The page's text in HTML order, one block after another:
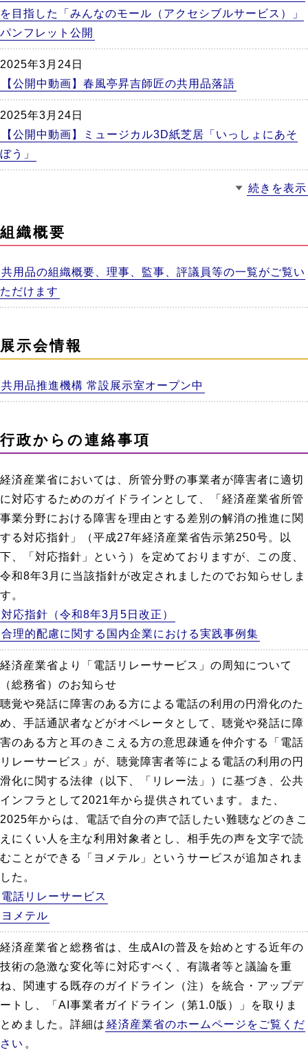
を目指した「みんなのモール（アクセシブルサービス）」
パンフレット公開
2025年3月24日
【公開中動画】春風亭昇吉師匠の共用品落語
2025年3月24日
【公開中動画】ミュージカル3D紙芝居「いっしょにあそ
ぼう」
続きを表示
組織概要
共用品の組織概要、理事、監事、評議員等の一覧がご覧い
ただけます
展示会情報
共用品推進機構 常設展示室オープン中
行政からの連絡事項
経済産業省においては、所管分野の事業者が障害者に適切
に対応するためのガイドラインとして、「経済産業省所管
事業分野における障害を理由とする差別の解消の推進に関
する対応指針」（平成27年経済産業省告示第250号。以
下、「対応指針」という）を定めておりますが、この度、
令和8年3月に当該指針が改定されましたのでお知らせしま
す。
対応指針（令和8年3月5日改正）
合理的配慮に関する国内企業における実践事例集
経済産業省より「電話リレーサービス」の周知について
（総務省）のお知らせ
聴覚や発話に障害のある方による電話の利用の円滑化のた
め、手話通訳者などがオペレータとして、聴覚や発話に障
害のある方と耳のきこえる方の意思疎通を仲介する「電話
リレーサービス」が、聴覚障害者等による電話の利用の円
滑化に関する法律（以下、「リレー法」）に基づき、公共
インフラとして2021年から提供されています。また、
2025年からは、電話で自分の声で話したい難聴などのきこ
えにくい人を主な利用対象者とし、相手先の声を文字で読
むことができる「ヨメテル」というサービスが追加されま
した。
電話リレーサービス
ヨメテル
経済産業省と総務省は、生成AIの普及を始めとする近年の
技術の急激な変化等に対応すべく、有識者等と議論を重
ね、関連する既存のガイドライン（注）を統合・アップデ
ートし、「AI事業者ガイドライン（第1.0版）」を取りま
とめました。詳細は 経済産業省のホームページをご覧くだ
さい 。